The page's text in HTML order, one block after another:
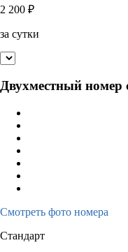
2 200 ₽
за сутки
Двухместный номер
Смотреть фото номера
Стандарт